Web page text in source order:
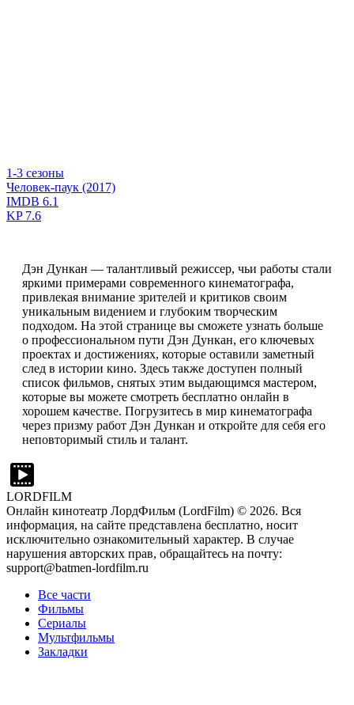
1-3 сезоны
Человек-паук (2017)
IMDB 6.1
KP7.6
Дэн Дункан — талантливый режиссер, чьи работы стали
яркими примерами современного кинематографа,
привлекая внимание зрителей и критиков своим
уникальным видением и глубоким творческим
подходом. На этой странице вы сможете узнать больше
о профессиональном пути Дэн Дункан, его ключевых
проектах и достижениях, которые оставили заметный
след в истории кино. Здесь также доступен полный
список фильмов, снятых этим выдающимся мастером,
которые вы можете смотреть бесплатно онлайн в
хорошем качестве. Погрузитесь в мир кинематографа
через призму работ Дэн Дункан и откройте для себя его
неповторимый стиль и талант.
LORDFILM
Онлайн кинотеатр ЛордФильм (LordFilm) © 2026. Вся
информация, на сайте представлена бесплатно, носит
исключительно ознакомительный характер. В случае
нарушения авторских прав, обращайтесь на почту:
support@batmen-lordfilm.ru
Все части
Фильмы
Сериалы
Мультфильмы
Закладки